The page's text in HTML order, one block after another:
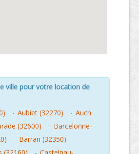
ville pour votre location de
- Aubiet (32270) - Auch
(32600) - Barcelonne-
- Barran (32350)
-